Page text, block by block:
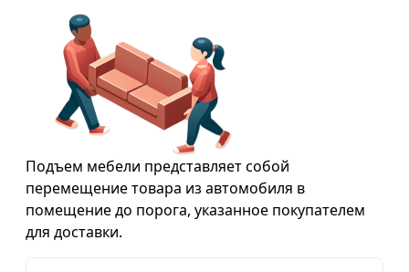
Подъем мебели представляет собой
перемещение товара из автомобиля в
помещение до порога, указанное покупателем
для доставки.